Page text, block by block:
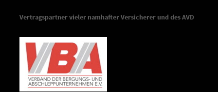
Vertragspartner vieler namhafter Versicherer und des AVD